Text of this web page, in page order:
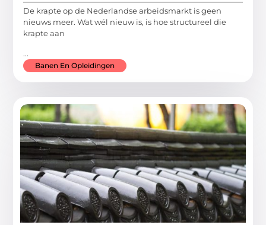
De krapte op de Nederlandse arbeidsmarkt is geen
nieuws meer. Wat wél nieuw is, is hoe structureel die
krapte aan
...
Banen En Opleidingen